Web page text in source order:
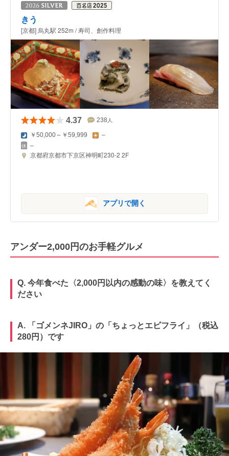
きう
[京都] 烏丸駅 252m / 寿司、創作料理
4.37 238 人
￥50,000～￥59,999 –
–
京都府京都市下京区神明町230-2 2F
アプリで開く
アンダー2,000円のお手軽グルメ
Q. 今年食べた〈2,000円以内の感動の味〉を教えてく
ださい
A. 「ゴメンネJIRO」の「ちょっとエビフライ」（税込
280円）です